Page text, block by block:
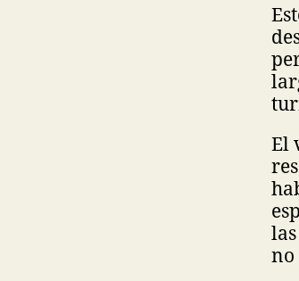
El
no